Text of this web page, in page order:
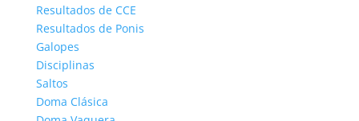
Resultados de CCE
Resultados de Ponis
Galopes
Disciplinas
Saltos
Doma Clásica